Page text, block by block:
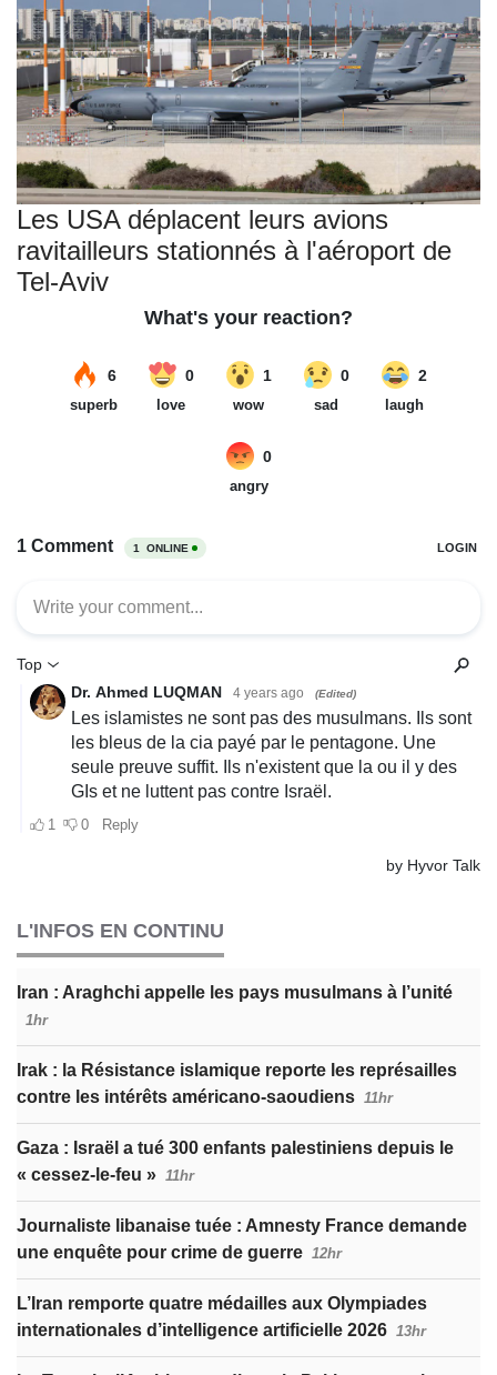
Les USA déplacent leurs avions
ravitailleurs stationnés à l'aéroport de
Tel-Aviv
L'INFOS EN CONTINU
Iran : Araghchi appelle les pays musulmans à l’unité
1hr
Irak : la Résistance islamique reporte les représailles
contre les intérêts américano-saoudiens 11hr
Gaza : Israël a tué 300 enfants palestiniens depuis le
« cessez-le-feu » 11hr
Journaliste libanaise tuée : Amnesty France demande
une enquête pour crime de guerre 12hr
L’Iran remporte quatre médailles aux Olympiades
internationales d’intelligence artificielle 2026 13hr